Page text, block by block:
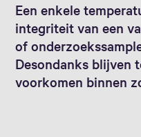
Een enkele
integriteit van een
of
Desondanks blijven
voorkomen binnen